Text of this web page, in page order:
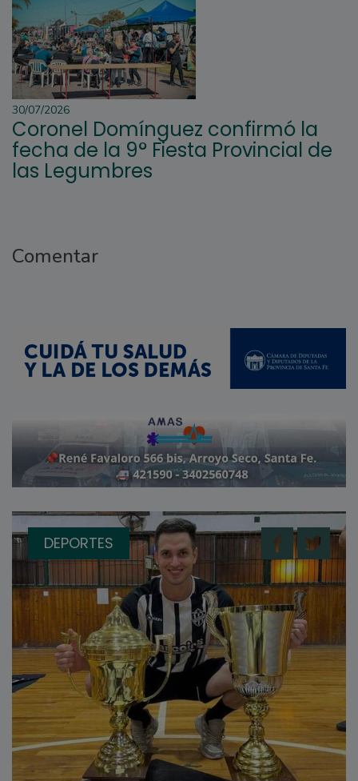
30/07/2026
Coronel Domínguez confirmó la
fecha de la 9° Fiesta Provincial de
las Legumbres
Comentar
DEPORTES